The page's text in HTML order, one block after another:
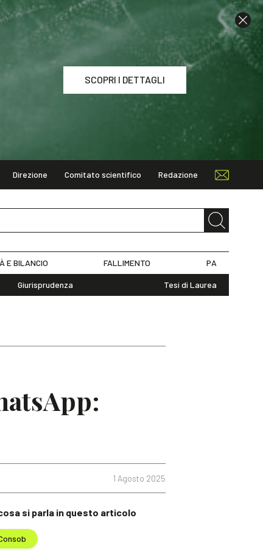
SCOPRI I DETTAGLI
Direzione Comitato scientifico Redazione
E BILANCIO FALLIMENTO PA
Giurisprudenza Tesi di Laurea
1 Agosto 2025
si parla in questo articolo